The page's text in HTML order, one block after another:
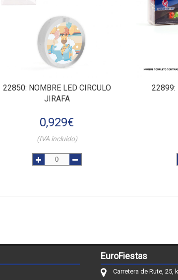
22850: NOMBRE LED CIRCULO
JIRAFA
0,929€
(IVA incluido)
22899:
EuroFiestas
Carretera de Rute, 25,